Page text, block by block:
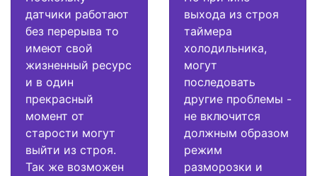
датчики работают
без перерыва то
имеют свой
жизненный ресурс
и в один
прекрасный
момент от
старости могут
выйти из строя.
Так же возможен
выхода из строя
таймера
холодильника,
могут
последовать
другие проблемы -
не включится
должным образом
режим
разморозки и